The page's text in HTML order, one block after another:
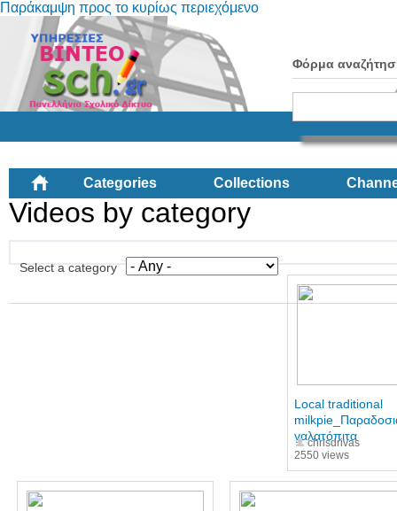
Παράκαμψη προς το κυρίως περιεχόμενο
Φόρμα
Categories Collections
Videos by category
Select a category
2550 views
Local traditional
γαλατόπιτα
chrisdrivas